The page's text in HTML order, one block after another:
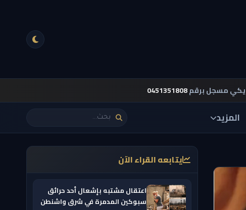
مسجل برقم0451351808
المزيد
يتابعه القراء الآن
اعتقال مشتبه بإشعال أحد حرائق
سبوكين المدمرة في شرق واشنطن